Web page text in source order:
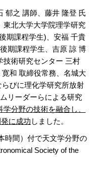
郁之 講師、藤井 隆登 氏
東北大学大学院理学研究
期課程学生)、安福 千貴
期課程学生、吉原 諒 博
技術研究センター 三村
和 取締役常務、名城大
びに理化学研究所放射
リーダーらによる研究
分野の技術を融合し、
に成功 しました。
時間）付で天文学分野の
Society of the